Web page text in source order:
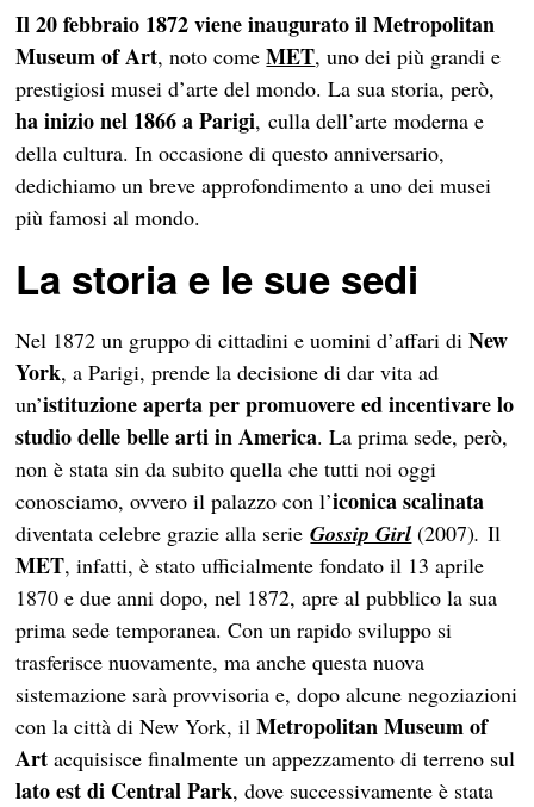
Il 20 febbraio 1872 viene inaugurato il Metropolitan
Museum of Art, noto comeMET, uno dei più grandi e
prestigiosi musei d’arte del mondo. La sua storia, però,
ha inizio nel 1866 a Parigi, culla dell’arte moderna e
della cultura. In occasione di questo anniversario,
dedichiamo un breve approfondimento a uno dei musei
più famosi al mondo.
La storia e le sue sedi
Nel 1872 un gruppo di cittadini e uomini d’affari diNew
York, a Parigi, prende la decisione di dar vita ad
un’istituzione aperta per promuovere ed incentivare lo
studio delle belle arti in America. La prima sede, però,
non è stata sin da subito quella che tutti noi oggi
conosciamo, ovvero il palazzo con l’iconica scalinata
diventata celebre grazie alla serieGossip Girl (2007). Il
MET, infatti, è stato ufficialmente fondato il 13 aprile
1870 e due anni dopo, nel 1872, apre al pubblico la sua
prima sede temporanea. Con un rapido sviluppo si
trasferisce nuovamente, ma anche questa nuova
sistemazione sarà provvisoria e, dopo alcune negoziazioni
con la città di New York, ilMetropolitan Museum of
Art acquisisce finalmente un appezzamento di terreno sul
lato est di Central Park, dove successivamente è stata